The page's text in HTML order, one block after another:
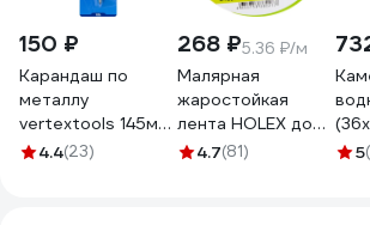
150 ₽
Карандаш по
металлу
vertextools 145мм
1806
4.4(23)
268 ₽5.36 ₽/м
Малярная
жаростойкая
лента HOLEX до
100С, зеленая,
4.7(81) 5